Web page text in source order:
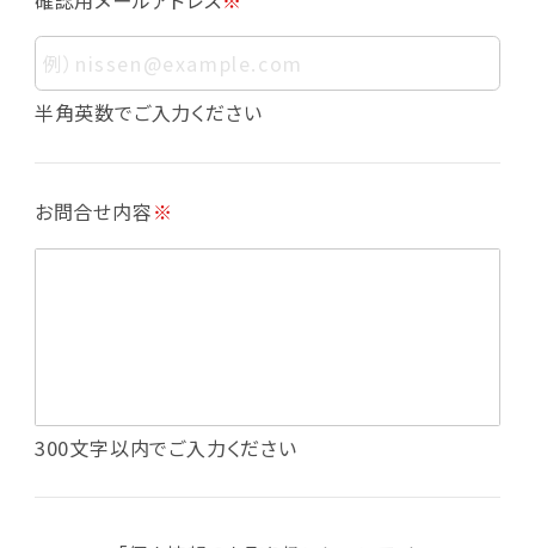
えてお客様の個人情報を利用することはありま
せん。
・会員登録者の個人認証
・会員ポイントプログラムの運営
・メールマガジンの配信
・本サービスに関する規約等の変更の通知
・投稿したクチコミ情報、写真の本サービスへの
・メールマガジン、お知らせ、広告等の配信
半角英数でご入力ください
お問合せ内容※
300文字以内でご入力ください